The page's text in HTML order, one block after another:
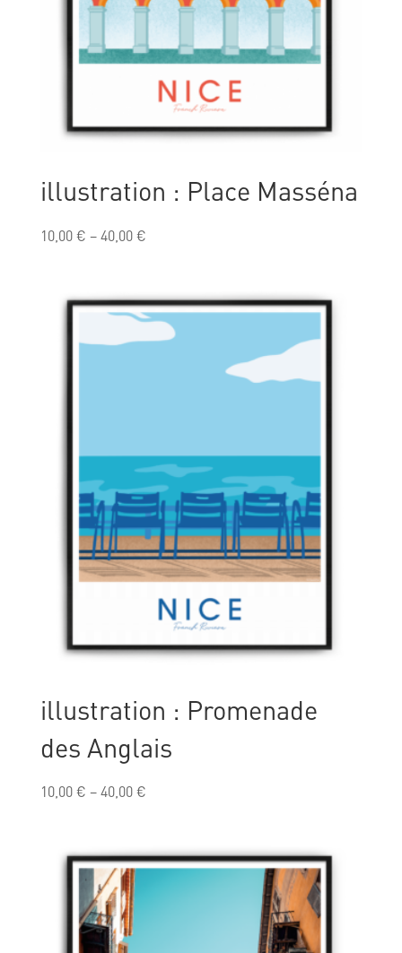
illustration : Place Masséna
10,00€ –40,00€
illustration : Promenade
des Anglais
10,00€ –40,00€